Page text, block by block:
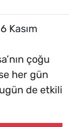
Kasım
çoğu
her gün
de etkili